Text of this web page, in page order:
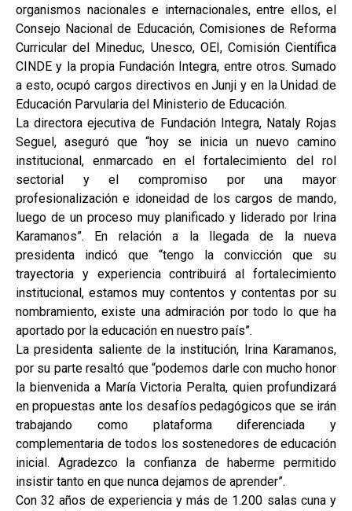
organismos nacionales e internacionales, entre ellos, el
Consejo Nacional de Educación, Comisiones de Reforma
Curricular del Mineduc, Unesco, OEI, Comisión Científica
CINDE y la propia Fundación Integra, entre otros. Sumado
a esto, ocupó cargos directivos en Junji y en la Unidad de
Educación Parvularia del Ministerio de Educación.
La directora ejecutiva de Fundación Integra, Nataly Rojas
Seguel, aseguró que “hoy se inicia un nuevo camino
institucional, enmarcado en el fortalecimiento del rol
sectorial y el compromiso por una mayor
profesionalización e idoneidad de los cargos de mando,
luego de un proceso muy planificado y liderado por Irina
Karamanos”. En relación a la llegada de la nueva
presidenta indicó que “tengo la convicción que su
trayectoria y experiencia contribuirá al fortalecimiento
institucional, estamos muy contentos y contentas por su
nombramiento, existe una admiración por todo lo que ha
aportado por la educación en nuestro país”.
La presidenta saliente de la institución, Irina Karamanos,
por su parte resaltó que “podemos darle con mucho honor
la bienvenida a María Victoria Peralta, quien profundizará
en propuestas ante los desafíos pedagógicos que se irán
trabajando como plataforma diferenciada y
complementaria de todos los sostenedores de educación
inicial. Agradezco la confianza de haberme permitido
insistir tanto en que nunca dejamos de aprender”.
Con 32 años de experiencia y más de 1.200 salas cuna y